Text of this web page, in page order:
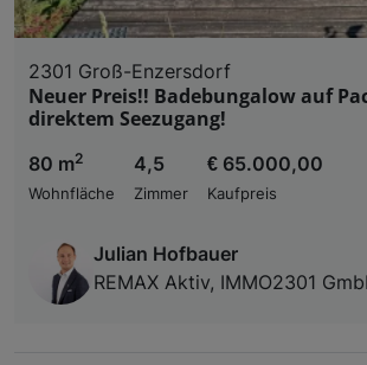
2301 Groß-Enzersdorf
Neuer Preis!! Badebungalow auf
direktem Seezugang!
80 m2
Wohnfläche
4,5
Zimmer
€ 65.000,00
Kaufpreis
Julian Hofbauer
REMAX Aktiv, IMMO2301